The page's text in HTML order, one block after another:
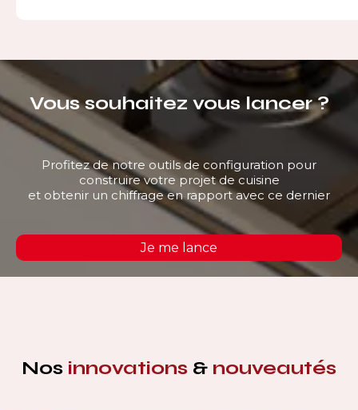
Vous souhaitez vous lancer ?
Profitez de notre outils de configuration pour
construire votre projet de cuisine
et obtenir un chiffrage en rapport avec ce dernier
Je me lance
Nos innovations & nouveautés